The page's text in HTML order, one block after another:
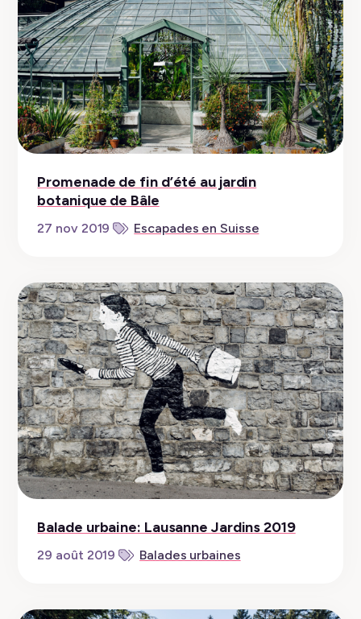
Promenade de fin d’été au jardin
botanique de Bâle
27 nov 2019 Escapades en Suisse
Balade urbaine: Lausanne Jardins 2019
29 août 2019 Balades urbaines